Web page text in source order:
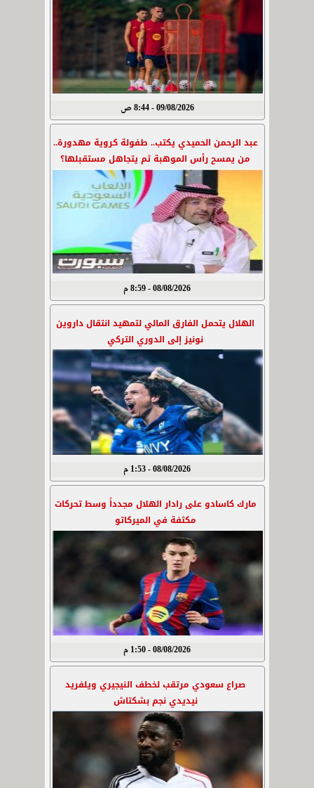
09/08/2026 - 8:44 ص
عبد الرحمن الحميدي يكتب.. طفولة كروية مهدورة..
من يمسح رأس الموهبة ثم يتجاهل مستقبلها؟
08/08/2026 - 8:59 م
الهلال يتحمل الفارق المالي لتمهيد انتقال داروين
نونيز إلى الدوري التركي
08/08/2026 - 1:53 م
مارك كاسادو على رادار الهلال مجدداً وسط تحركات
مكثفة في الميركاتو
08/08/2026 - 1:50 م
صراع سعودي مرتقب لخطف النيجيري ويلفريد
نيديدي نجم بشكتاش